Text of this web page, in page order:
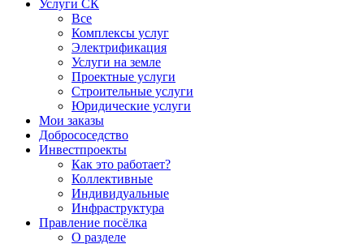
Услуги СК
Все
Комплексы услуг
Электрификация
Услуги на земле
Проектные услуги
Строительные услуги
Юридические услуги
Мои заказы
Добрососедство
Инвестпроекты
Как это работает?
Коллективные
Индивидуальные
Инфраструктура
Правление посёлка
О разделе